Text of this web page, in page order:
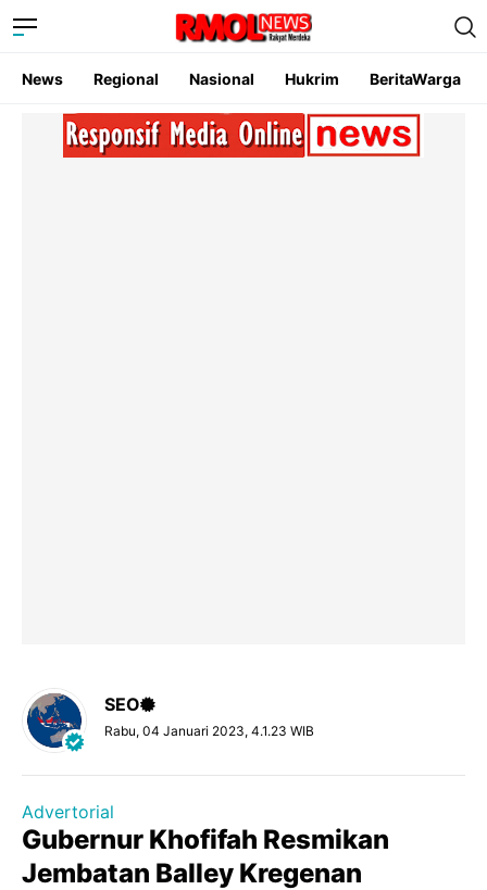
News Regional Nasional Hukrim BeritaWarga
SEO
Rabu, 04 Januari 2023, 4.1.23 WIB
Advertorial
Gubernur Khofifah Resmikan
Jembatan Balley Kregenan